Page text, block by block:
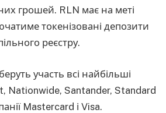
грошей. RLN має на меті
токенізовані депозити
реєстру.
участь всі найбільші
Nationwide, Santander, Standard
Mastercard і Visa.